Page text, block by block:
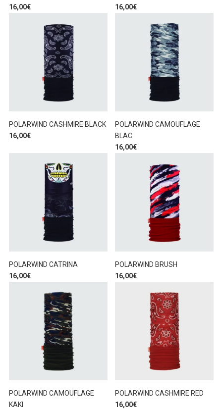
16,00€
16,00€
POLARWIND CASHMIRE BLACK
16,00€
POLARWIND CAMOUFLAGE
BLAC
16,00€
POLARWIND CATRINA
16,00€
POLARWIND BRUSH
16,00€
POLARWIND CAMOUFLAGE
KAKI
POLARWIND CASHMIRE RED
16,00€